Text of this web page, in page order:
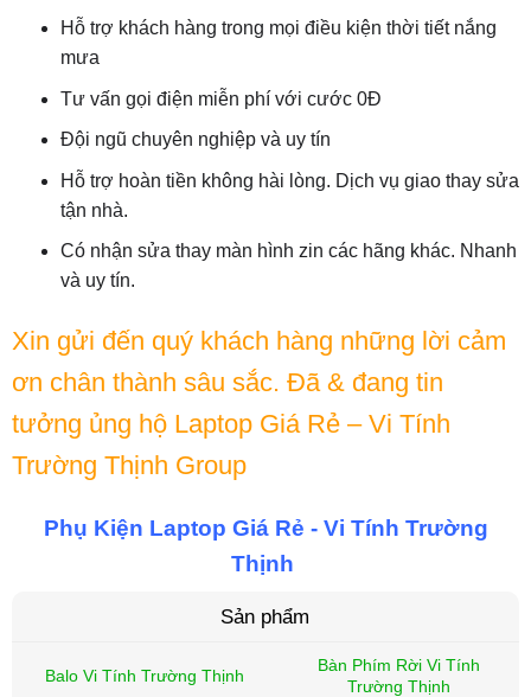
Hỗ trợ khách hàng trong mọi điều kiện thời tiết nắng
mưa
Tư vấn gọi điện miễn phí với cước 0Đ
Đội ngũ chuyên nghiệp và uy tín
Hỗ trợ hoàn tiền không hài lòng. Dịch vụ giao thay sửa
tận nhà.
Có nhận sửa thay màn hình zin các hãng khác. Nhanh
và uy tín.
Xin gửi đến quý khách hàng những lời cảm
ơn chân thành sâu sắc. Đã & đang tin
tưởng ủng hộ Laptop Giá Rẻ – Vi Tính
Trường Thịnh Group
Phụ Kiện Laptop Giá Rẻ - Vi Tính Trường
Thịnh
Sản phẩm
Balo Vi Tính Trường Thịnh
Bàn Phím Rời Vi Tính
Trường Thịnh